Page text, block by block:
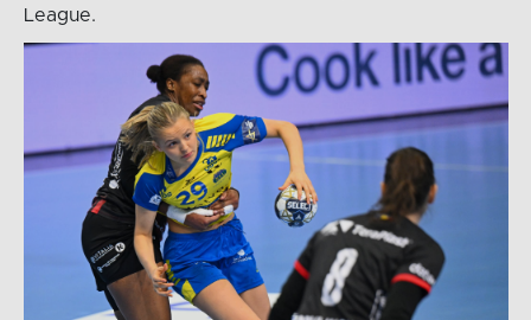
League.